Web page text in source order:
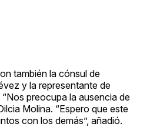
también la cónsul de
y la representante de
preocupa la ausencia de
Molina. “Espero que este
con los demás”, añadió.